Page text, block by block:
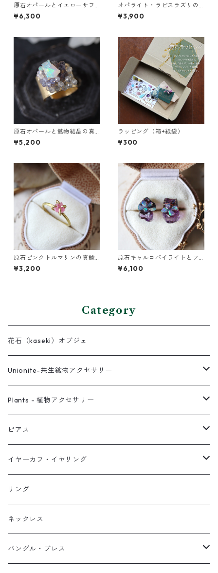
原石オパールとイエローサフ
ァイアのプチピアス
¥6,300
オパライト・ラピスラズリの2
連バングル
¥3,900
原石オパールと鉱物結晶の真
鍮幅広イヤーカフ
¥5,200
ラッピング（箱+紙袋）
¥300
原石ピンクトルマリンの真鍮
リング
¥3,200
原石キャルコパイライトとフ
ローライトのプチピアス
¥6,100
Category
花石（kaseki）オブジェ
Unionite-共生鉱物アクセサリー
ピアス
ネックレス
イヤーカフ
イヤリング
Plants - 植物アクセサリー
ピアス
ネックレス
リング
ブレス
オブジェ
ピアス
スタッド・一粒
フック・ぶら下がり
フープ
イヤーカフ・イヤリング
原石イヤーカフ
植物イヤーカフ
ぶら下がりイヤーカフ
リング
ネックレス
バングル・ブレス